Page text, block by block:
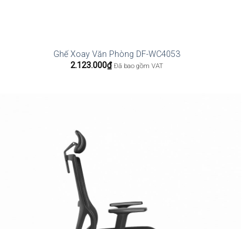
Ghế Xoay Văn Phòng DF-WC4053
2.123.000₫ Đã bao gồm VAT